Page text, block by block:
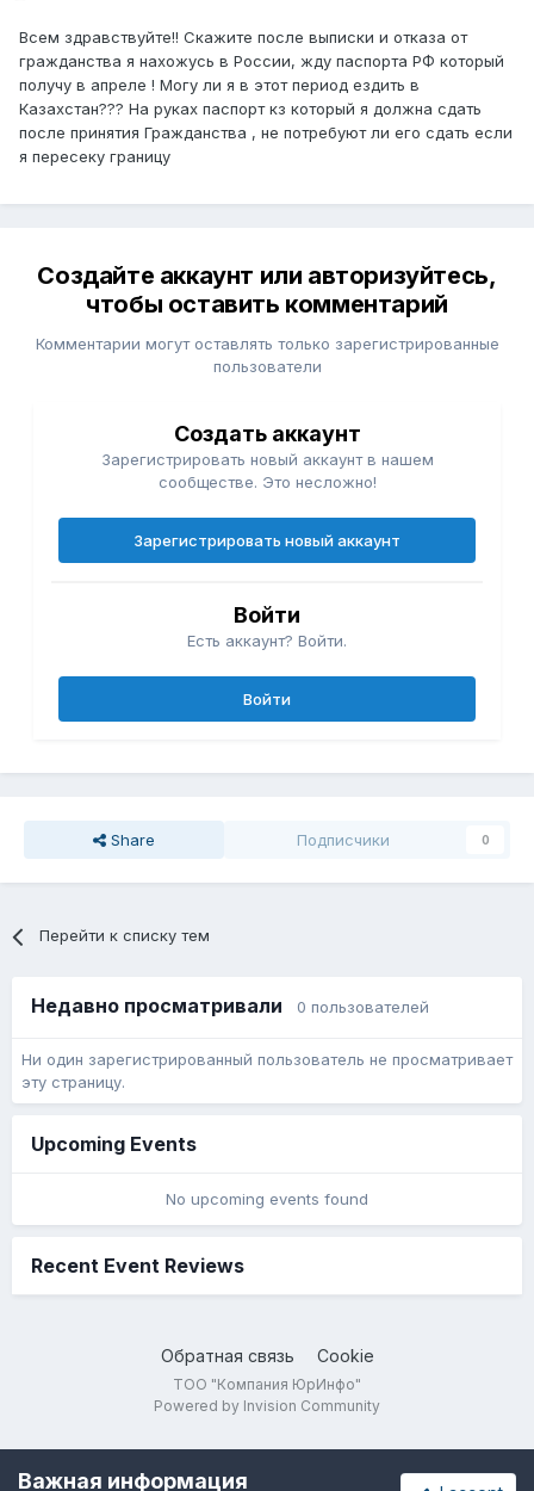
Всем здравствуйте!! Скажите после выписки и отказа от
гражданства я нахожусь в России, жду паспорта РФ который
получу в апреле ! Могу ли я в этот период ездить в
Казахстан??? На руках паспорт кз который я должна сдать
после принятия Гражданства , не потребуют ли его сдать если
я пересеку границу
Создайте аккаунт или авторизуйтесь,
чтобы оставить комментарий
Комментарии могут оставлять только зарегистрированные
пользователи
Создать аккаунт
Зарегистрировать новый аккаунт в нашем
сообществе. Это несложно!
Зарегистрировать новый аккаунт
Войти
Есть аккаунт? Войти.
Войти
Share Подписчики 0
Перейти к списку тем
Недавно просматривали 0 пользователей
Ни один зарегистрированный пользователь не просматривает
эту страницу.
Upcoming Events
No upcoming events found
Recent Event Reviews
Обратная связь Cookie
ТОО "Компания ЮрИнфо"
Powered by Invision Community
Важная информация